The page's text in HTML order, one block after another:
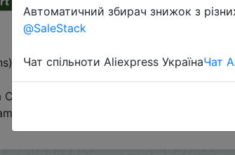
в приложении.
или SuperDeals на интересующий
Автоматичний збирач знижок з
@SaleStack
Чат спільноти Aliexpress УкраїнаЧат